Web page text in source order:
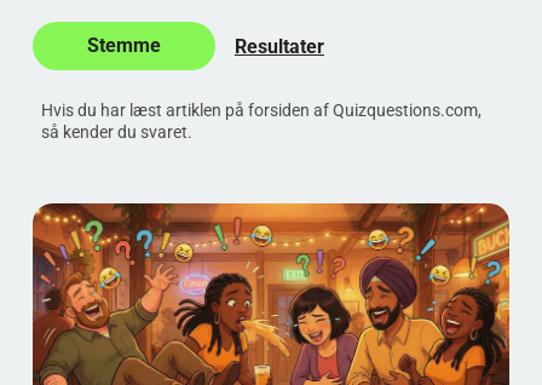
Resultater
Hvis du har læst artiklen på forsiden af Quizquestions.com,
så kender du svaret.